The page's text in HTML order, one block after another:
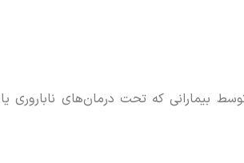
بیمارانی که تحت درمان‌های ناباروری یا